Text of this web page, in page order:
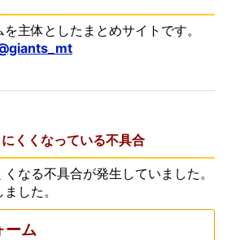
主体としたまとめサイトです。
くくなっている不具合
なる不具合が発生していました。
した。
ーム